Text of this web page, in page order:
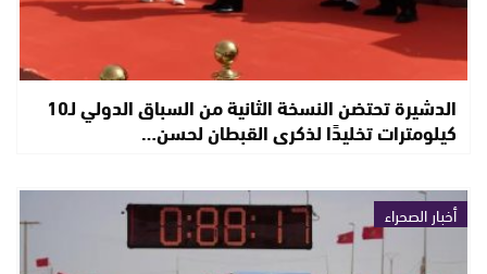
الدشيرة تحتضن النسخة الثانية من السباق الدولي لـ10
كيلومترات تخليدًا لذكرى القبطان لحسن…
أخبار الصحراء